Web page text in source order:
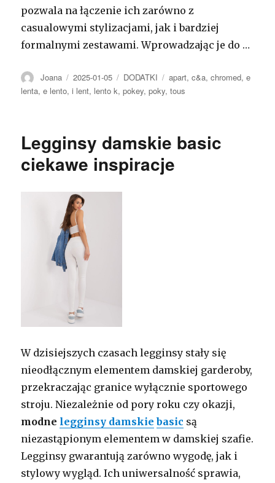
pozwala na łączenie ich zarówno z
casualowymi stylizacjami, jak i bardziej
formalnymi zestawami. Wprowadzając je do …
Autor
Joana Opublikowano
2025-01-05 Kategorie
DODATKI Tagi
apart,c&a,chromed,e
lenta,e lento,i lent, lento k,pokey,poky,tous
Legginsy damskie basic
ciekawe inspiracje
W dzisiejszych czasach legginsy stały się
nieodłącznym elementem damskiej garderoby,
przekraczając granice wyłącznie sportowego
stroju. Niezależnie od pory roku czy okazji,
modne legginsy damskie basic są
niezastąpionym elementem w damskiej szafie.
Legginsy gwarantują zarówno wygodę, jak i
stylowy wygląd. Ich uniwersalność sprawia,